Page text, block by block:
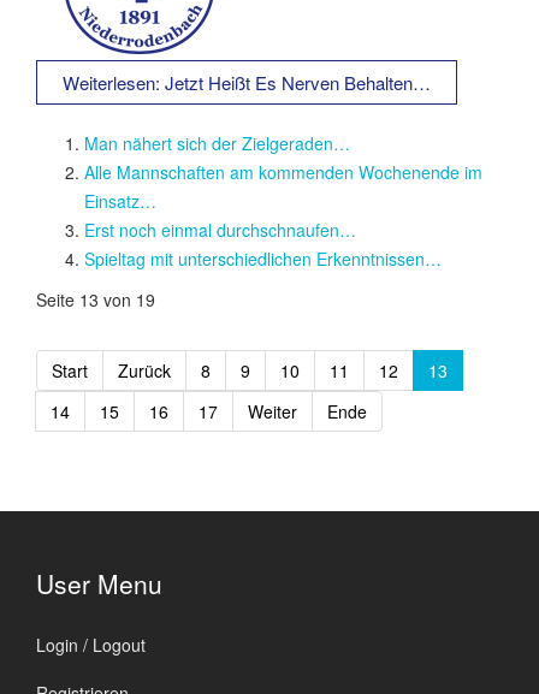
Weiterlesen: Jetzt Heißt Es Nerven Behalten…
Man nähert sich der Zielgeraden…
Alle Mannschaften am kommenden Wochenende im
Einsatz…
Erst noch einmal durchschnaufen…
Spieltag mit unterschiedlichen Erkenntnissen…
Seite 13 von 19
Start Zurück 8 9 10 11 12
13
14
15 16 17 Weiter Ende
User Menu
Login / Logout